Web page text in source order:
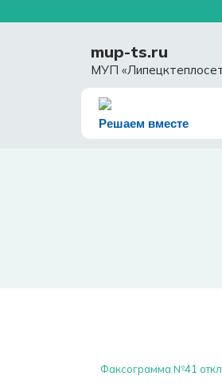
mup-ts.ru
МУП
Решаем вместе
Факсограмма №41